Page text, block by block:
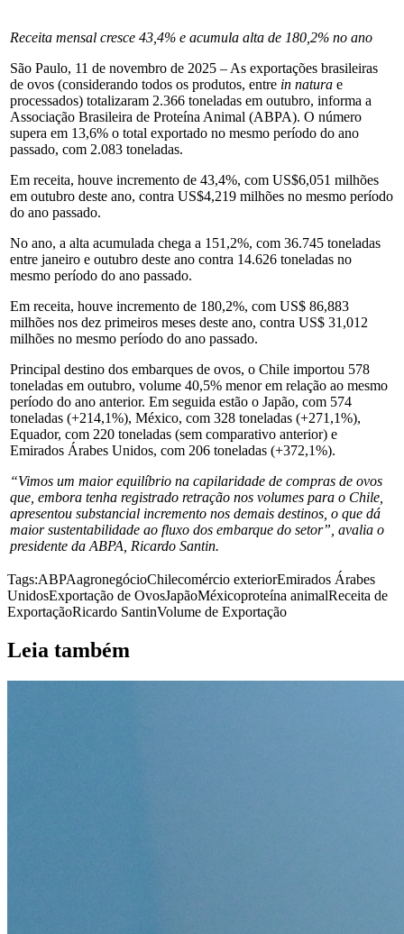
Receita mensal cresce 43,4% e acumula alta de 180,2% no ano
São Paulo, 11 de novembro de 2025 – As exportações brasileiras
de ovos (considerando todos os produtos, entre in natura e
processados) totalizaram 2.366 toneladas em outubro, informa a
Associação Brasileira de Proteína Animal (ABPA). O número
supera em 13,6% o total exportado no mesmo período do ano
passado, com 2.083 toneladas.
Em receita, houve incremento de 43,4%, com US$6,051 milhões
em outubro deste ano, contra US$4,219 milhões no mesmo período
do ano passado.
No ano, a alta acumulada chega a 151,2%, com 36.745 toneladas
entre janeiro e outubro deste ano contra 14.626 toneladas no
mesmo período do ano passado.
Em receita, houve incremento de 180,2%, com US$ 86,883
milhões nos dez primeiros meses deste ano, contra US$ 31,012
milhões no mesmo período do ano passado.
Principal destino dos embarques de ovos, o Chile importou 578
toneladas em outubro, volume 40,5% menor em relação ao mesmo
período do ano anterior. Em seguida estão o Japão, com 574
toneladas (+214,1%), México, com 328 toneladas (+271,1%),
Equador, com 220 toneladas (sem comparativo anterior) e
Emirados Árabes Unidos, com 206 toneladas (+372,1%).
“Vimos um maior equilíbrio na capilaridade de compras de ovos
que, embora tenha registrado retração nos volumes para o Chile,
apresentou substancial incremento nos demais destinos, o que dá
maior sustentabilidade ao fluxo dos embarque do setor”, avalia o
presidente da ABPA, Ricardo Santin.
Tags:ABPAagronegócioChilecomércio exteriorEmirados Árabes
UnidosExportação de OvosJapãoMéxicoproteína animalReceita de
ExportaçãoRicardo SantinVolume de Exportação
Leia também